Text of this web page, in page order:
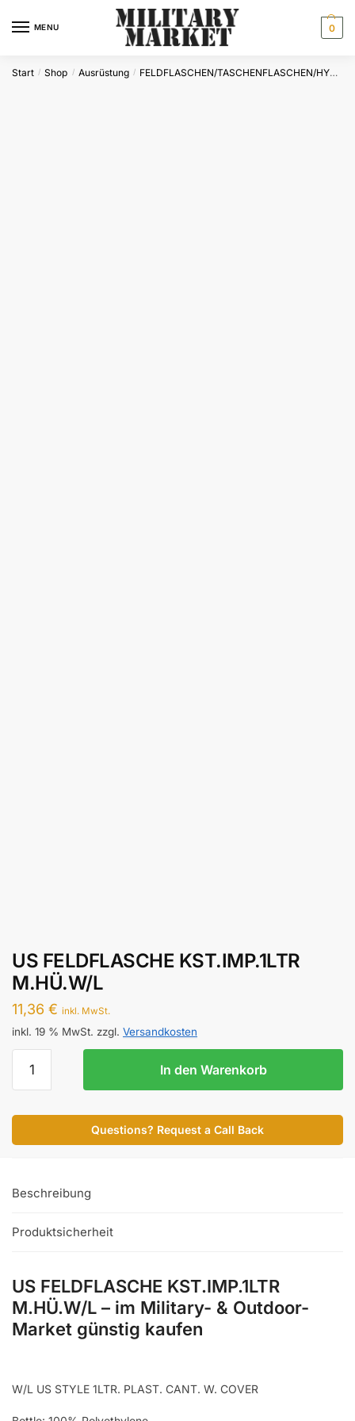
MENU 0
Start / Shop / Ausrüstung / FELDFLASCHEN/TASCHENFLASCHEN/HYDRATIONPACKS
US FELDFLASCHE KST.IMP.1LTR
M.HÜ.W/L
11,36 € inkl. MwSt.
inkl. 19 % MwSt. zzgl. Versandkosten
FELDFLASCHE
KST.IMP.1LTR
M.HÜ.W/L
In den Warenkorb
Questions? Request a Call Back
Beschreibung
Produktsicherheit
US FELDFLASCHE KST.IMP.1LTR
M.HÜ.W/L – im Military- & Outdoor-
Market günstig kaufen
W/L US STYLE 1LTR. PLAST. CANT. W. COVER